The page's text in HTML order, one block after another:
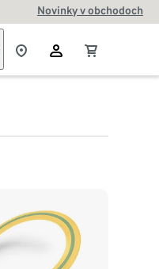
Novinky v obchodoch